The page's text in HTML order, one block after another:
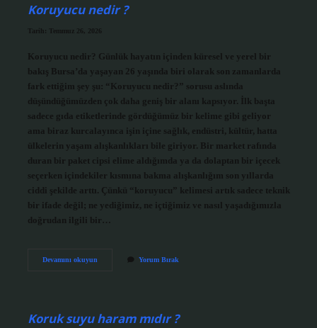
Koruyucu nedir ?
Tarih: Temmuz 26, 2026
Koruyucu nedir? Günlük hayatın içinden küresel ve yerel bir
bakış Bursa’da yaşayan 26 yaşında biri olarak son zamanlarda
fark ettiğim şey şu: “Koruyucu nedir?” sorusu aslında
düşündüğümüzden çok daha geniş bir alanı kapsıyor. İlk başta
sadece gıda etiketlerinde gördüğümüz bir kelime gibi geliyor
ama biraz kurcalayınca işin içine sağlık, endüstri, kültür, hatta
ülkelerin yaşam alışkanlıkları bile giriyor. Bir market rafında
duran bir paket cipsi elime aldığımda ya da dolaptan bir içecek
seçerken içindekiler kısmına bakma alışkanlığım son yıllarda
ciddi şekilde arttı. Çünkü “koruyucu” kelimesi artık sadece teknik
bir ifade değil; ne yediğimiz, ne içtiğimiz ve nasıl yaşadığımızla
doğrudan ilgili bir…
Devamını okuyunKoruyucu
Yorum Bırak
Koruk suyu haram mıdır ?